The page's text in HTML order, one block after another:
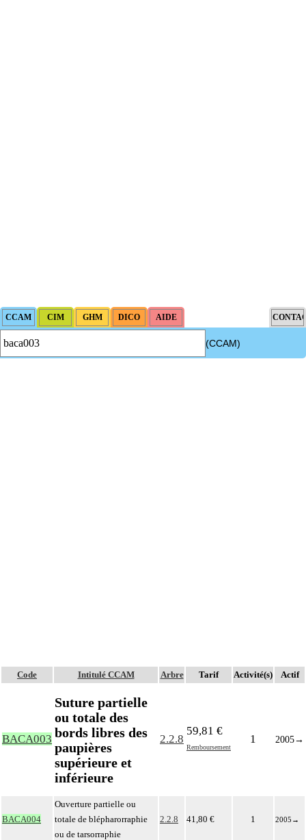
(CCAM)
Code Intitulé CCAM Arbre Tarif Activité(s) Actif
BACA003
Suture partielle
ou totale des
bords libres des
paupières
supérieure et
inférieure
2.2.8
59,81 €
Remboursement
1 2005→
BACA004
Ouverture partielle ou
totale de blépharorraphie
ou de tarsorraphie
2.2.8 41,80 € 1 2005 →